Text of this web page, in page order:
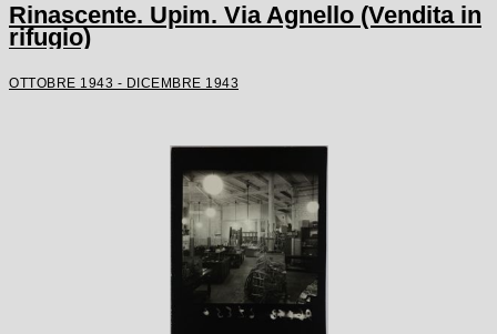
Rinascente. Upim. Via Agnello (Vendita in
rifugio)
OTTOBRE 1943 - DICEMBRE 1943